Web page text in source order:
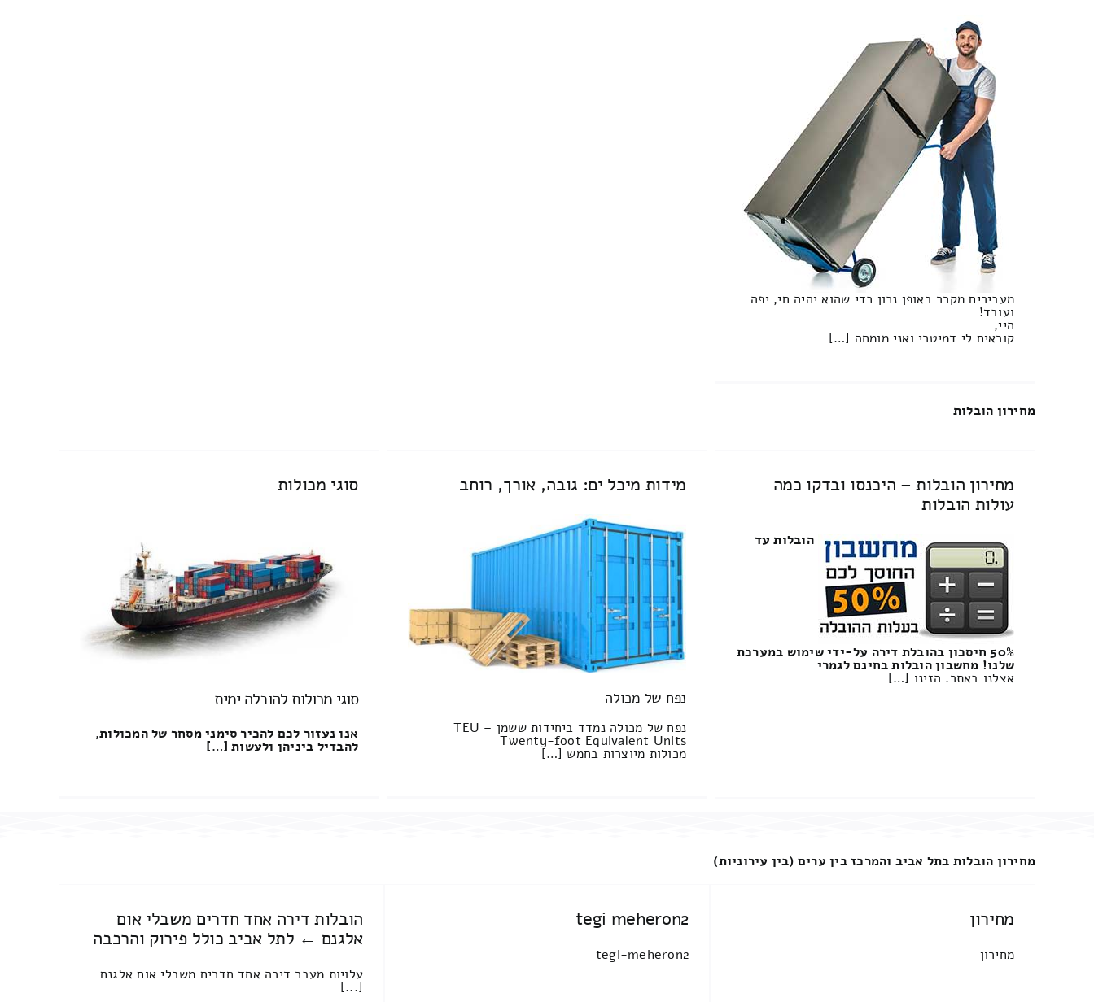
מעבירים מקרר באופן נכון כדי שהוא יהיה חי, יפה
ועובד!
היי,
קוראים לי דמיטרי ואני מומחה […]
מחירון הובלות
מחירון הובלות – היכנסו ובדקו כמה
עולות הובלות
הובלות עד
50% חיסכון בהובלת דירה על-ידי שימוש במערכת
שלנו! מחשבון הובלות בחינם לגמרי
אצלנו באתר. הזינו […]
מידות מיכל ים: גובה, אורך, רוחב
נפח של מכולה
נפח של מכולה נמדד ביחידות ששמן TEU –
Twenty-foot Equivalent Units
מכולות מיוצרות בחמש […]
סוגי מכולות
סוגי מכולות להובלה ימית
אנו נעזור לכם להכיר סימני מסחר של המכולות,
להבדיל ביניהן ולעשות […]
מחירון הובלות בתל אביב והמרכז בין ערים (בין עירוניות)
מחירון
מחירון
tegi meheron2
tegi-meheron2
הובלות דירה אחד חדרים משבלי אום
אלגנם ← לתל אביב כולל פירוק והרכבה
עלויות מעבר דירה אחד חדרים משבלי אום אלגנם
[...]